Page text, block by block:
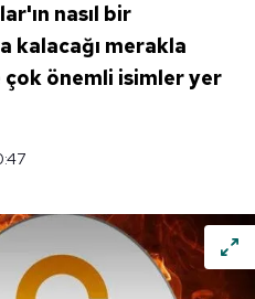
nasıl bir
kalacağı merakla
önemli isimler yer